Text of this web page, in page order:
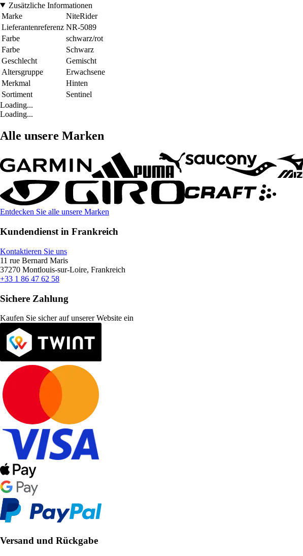
Zusätzliche Informationen
Marke
NiteRider
Lieferantenreferenz NR-5089
Farbe
schwarz/rot
Farbe
Schwarz
Geschlecht
Gemischt
Altersgruppe
Erwachsene
Merkmal
Hinten
Sortiment
Sentinel
Loading...
Loading...
Alle unsere Marken
Entdecken Sie alle unsere Marken
Kundendienst in Frankreich
Kontaktieren Sie uns
11 rue Bernard Maris
37270 Montlouis-sur-Loire, Frankreich
+33 1 86 47 62 58
Sichere Zahlung
Kaufen Sie sicher auf unserer Website ein
Versand und Rückgabe